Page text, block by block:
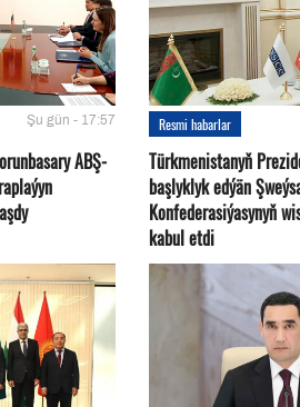
Şu gün - 17:57
ABŞ-
Resmi habarlar
Türkmenistanyň
başlyklyk edýän
Konfederasiýasynyň
kabul etdi